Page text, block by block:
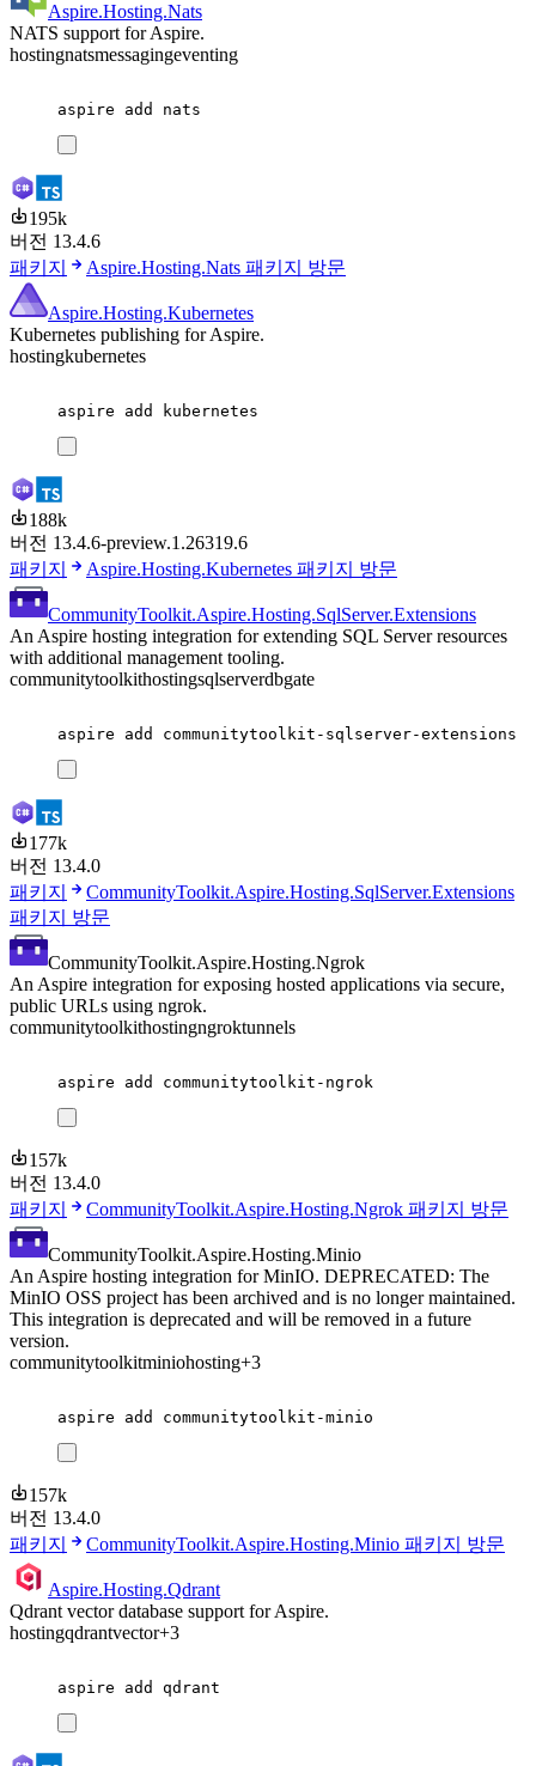
Aspire.Hosting.Nats
NATS support for Aspire.
hostingnatsmessagingeventing
aspire add nats
195k
버전 13.4.6
패키지
Aspire.Hosting.Nats 패키지 방문
Aspire.Hosting.Kubernetes
Kubernetes publishing for Aspire.
hostingkubernetes
aspire add kubernetes
188k
버전 13.4.6-preview.1.26319.6
패키지
Aspire.Hosting.Kubernetes 패키지 방문
CommunityToolkit.Aspire.Hosting.SqlServer.Extensions
An Aspire hosting integration for extending SQL Server resources
with additional management tooling.
communitytoolkithostingsqlserverdbgate
aspire add communitytoolkit-sqlserver-extensions
177k
버전 13.4.0
패키지
CommunityToolkit.Aspire.Hosting.SqlServer.Extensions
패키지 방문
CommunityToolkit.Aspire.Hosting.Ngrok
An Aspire integration for exposing hosted applications via secure,
public URLs using ngrok.
communitytoolkithostingngroktunnels
aspire add communitytoolkit-ngrok
157k
버전 13.4.0
패키지
CommunityToolkit.Aspire.Hosting.Ngrok 패키지 방문
CommunityToolkit.Aspire.Hosting.Minio
An Aspire hosting integration for MinIO. DEPRECATED: The
MinIO OSS project has been archived and is no longer maintained.
This integration is deprecated and will be removed in a future
version.
communitytoolkitminiohosting+3
aspire add communitytoolkit-minio
157k
버전 13.4.0
패키지
CommunityToolkit.Aspire.Hosting.Minio 패키지 방문
Aspire.Hosting.Qdrant
Qdrant vector database support for Aspire.
hostingqdrantvector+3
aspire add qdrant